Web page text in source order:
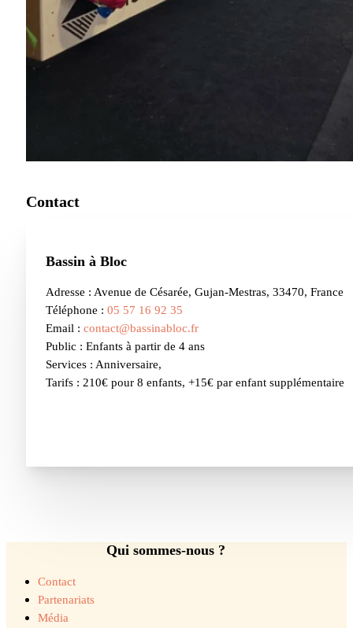
Contact
Bassin à Bloc
Adresse : Avenue de Césarée, Gujan-Mestras, 33470, France
Téléphone : 05 57 16 92 35
Email : contact@bassinabloc.fr
Public : Enfants à partir de 4 ans
Services : Anniversaire,
Tarifs : 210€ pour 8 enfants, +15€ par enfant supplémentaire
Qui sommes-nous ?
Contact
Partenariats
Média